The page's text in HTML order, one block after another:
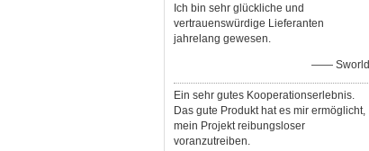
Ich bin sehr glückliche und
vertrauenswürdige Lieferanten
jahrelang gewesen.
—— Sworld
Ein sehr gutes Kooperationserlebnis.
Das gute Produkt hat es mir ermöglicht,
mein Projekt reibungsloser
voranzutreiben.